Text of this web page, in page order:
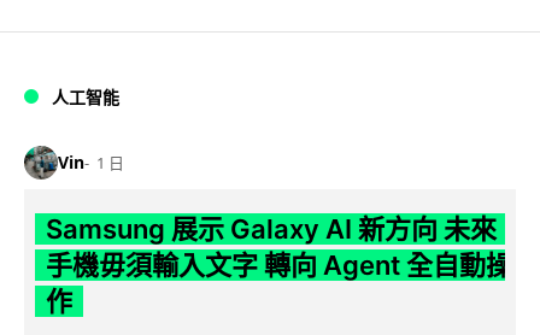
人工智能
Vin 1 日
Samsung 展示 Galaxy AI 新方向 未來
手機毋須輸入文字 轉向 Agent 全自動操
作